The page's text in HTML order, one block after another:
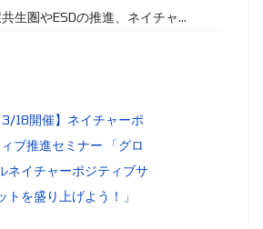
生圏やESDの推進、ネイチャ...